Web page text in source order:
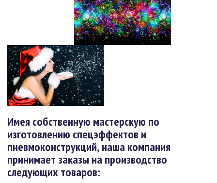
Имея собственную мастерскую по
изготовлению спецэффектов и
пневмоконструкций, наша компания
принимает заказы на производство
следующих товаров: